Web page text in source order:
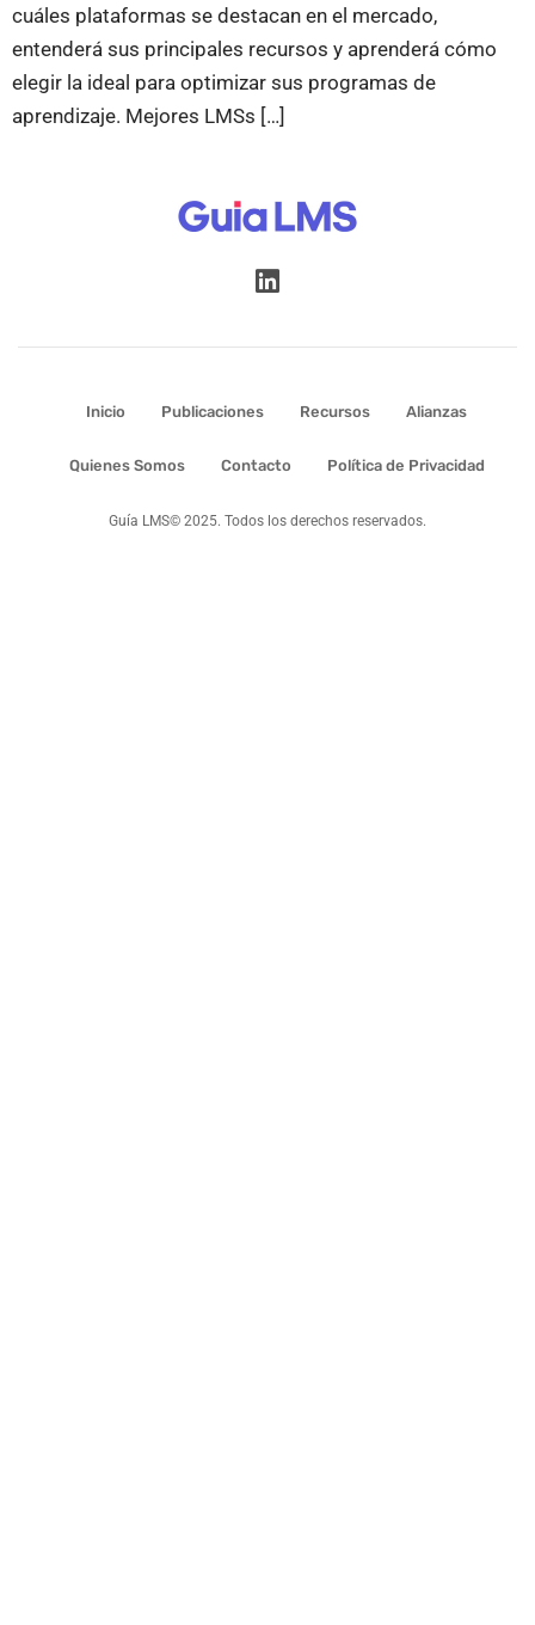
cuáles plataformas se destacan en el mercado,
entenderá sus principales recursos y aprenderá cómo
elegir la ideal para optimizar sus programas de
aprendizaje. Mejores LMSs […]
Inicio Publicaciones Recursos Alianzas
Quienes Somos Contacto Política de Privacidad
Guía LMS© 2025. Todos los derechos reservados.